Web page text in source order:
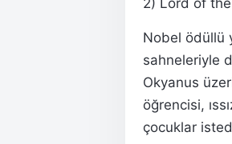
2) Lord of the
Nobel ödüllü
sahneleriyle
Okyanus
öğrencisi,
çocuklar